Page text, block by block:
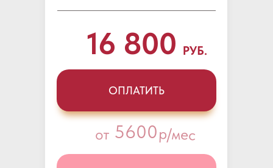
ОПЛАТИТЬ
16 800 РУБ.
от 5600р/мес